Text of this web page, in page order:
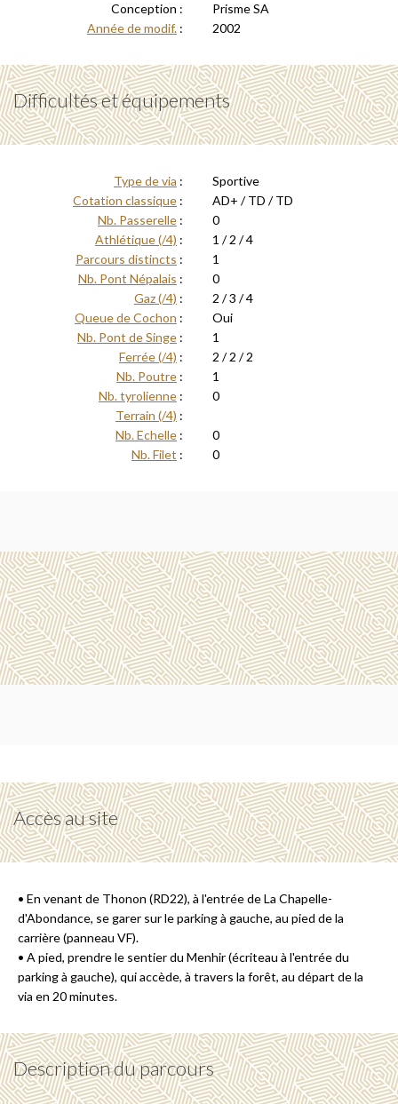
Conception :
Prisme SA
Année de modif. : 2002
Difficultés et équipements
Type de via :
Sportive
Cotation classique :
AD+ / TD / TD
Nb. Passerelle :
0
Athlétique (/4) :
1 / 2 / 4
Parcours distincts :
1
Nb. Pont Népalais :
0
Gaz (/4) :
2 / 3 / 4
Queue de Cochon :
Oui
Nb. Pont de Singe :
1
Ferrée (/4) :
2 / 2 / 2
Nb. Poutre :
1
Nb. tyrolienne :
0
Terrain (/4) :
Nb. Echelle :
0
Nb. Filet : 0
Accès au site
• En venant de Thonon (RD22), à l'entrée de La Chapelle-
d'Abondance, se garer sur le parking à gauche, au pied de la
carrière (panneau VF).
• A pied, prendre le sentier du Menhir (écriteau à l'entrée du
parking à gauche), qui accède, à travers la forêt, au départ de la
via en 20 minutes.
Description du parcours